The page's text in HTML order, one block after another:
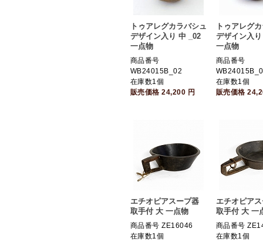
トゥアレグカラバシュ
デザイン入り 中 _02
一点物
商品番号
WB24015B_02
在庫数1個
販売価格24,200 円
トゥアレグ
デザイン入
一点物
商品番号
在庫数1個
販売価格
エチオピアスープ器
取手付 大 一点物
商品番号 ZE16046
在庫数1個
エチオピア
取手付 大 一
商品番号
在庫数1個